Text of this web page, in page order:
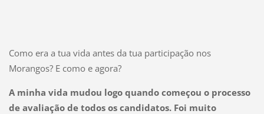
Como era a tua vida antes da tua participação nos
Morangos? E como e agora?
A minha vida mudou logo quando começou o processo
de avaliação de todos os candidatos. Foi muito